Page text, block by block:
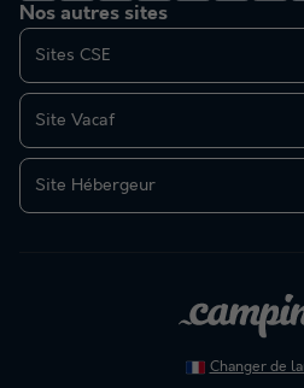
Nos autres sites
Sites CSE
Site Vacaf
Site Hébergeur
Changer de